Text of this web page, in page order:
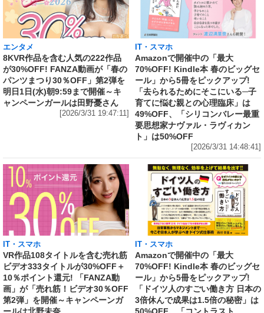
エンタメ
8KVR作品を含む人気の222作品
が30%OFF! FANZA動画が「春の
パンツまつり30％OFF」第2弾を
明日1日(水)朝9:59まで開催～キ
ャンペーンガールは田野憂さん
[2026/3/31 19:47:11]
IT・スマホ
Amazonで開催中の「最大
70%OFF! Kindle本 春のビッグセ
ール」から5冊をピックアップ!
「去られるためにそこにいる─子
育てに悩む親との心理臨床」は
49%OFF、「シリコンバレー最重
要思想家ナヴァル・ラヴィカン
ト」は50%OFF
[2026/3/31 14:48:41]
IT・スマホ
VR作品108タイトルを含む売れ筋
ビデオ333タイトルが30%OFF＋
10％ポイント還元! 「FANZA動
画」が「売れ筋！ビデオ30％OFF
第2弾」を開催～キャンペーンガ
ールは北野未奈
IT・スマホ
Amazonで開催中の「最大
70%OFF! Kindle本 春のビッグセ
ール」から5冊をピックアップ!
「ドイツ人のすごい働き方 日本の
3倍休んで成果は1.5倍の秘密」は
50%OFF、「コントラスト